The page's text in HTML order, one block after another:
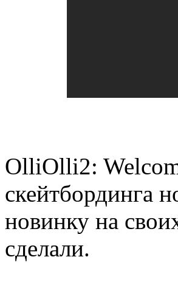
OlliOlli2:
скейтбординга
новинку на
сделали.